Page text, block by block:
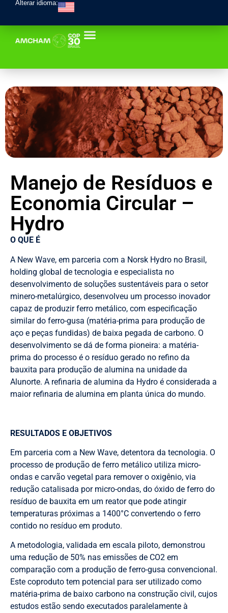
Alterar idioma:
Manejo de Resíduos e
Economia Circular –
Hydro
O QUE É
A New Wave, em parceria com a Norsk Hydro no Brasil,
holding global de tecnologia e especialista no
desenvolvimento de soluções sustentáveis para o setor
minero-metalúrgico, desenvolveu um processo inovador
capaz de produzir ferro metálico, com especificação
similar do ferro-gusa (matéria-prima para produção de
aço e peças fundidas) de baixa pegada de carbono. O
desenvolvimento se dá de forma pioneira: a matéria-
prima do processo é o resíduo gerado no refino da
bauxita para produção de alumina na unidade da
Alunorte. A refinaria de alumina da Hydro é considerada a
maior refinaria de alumina em planta única do mundo.
RESULTADOS E OBJETIVOS
Em parceria com a New Wave, detentora da tecnologia. O
processo de produção de ferro metálico utiliza micro-
ondas e carvão vegetal para remover o oxigênio, via
redução catalisada por micro-ondas, do óxido de ferro do
resíduo de bauxita em um reator que pode atingir
temperaturas próximas a 1400°C convertendo o ferro
contido no resíduo em produto.
A metodologia, validada em escala piloto, demonstrou
uma redução de 50% nas emissões de CO2 em
comparação com a produção de ferro-gusa convencional.
Este coproduto tem potencial para ser utilizado como
matéria-prima de baixo carbono na construção civil, cujos
estudos estão sendo executados paralelamente à